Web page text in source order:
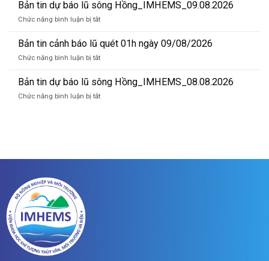
và
mực
13
giờ
10/8/2026
tin
báo
sông
Hồng_IMHEMS_10.08.2026
Bản tin dự báo lũ sông Hồng_IMHEMS_09.08.2026
Chức năng bình luận bị tắtở
tin
báo
sông
Hồng_IMHEMS_09.08.2026
Bản tin cảnh báo lũ quét 01h ngày 09/08/2026
Chức năng bình luận bị tắtở
tin
báo
Bản tin dự báo lũ sông Hồng_IMHEMS_08.08.2026
Chức năng bình luận bị tắtở
sông